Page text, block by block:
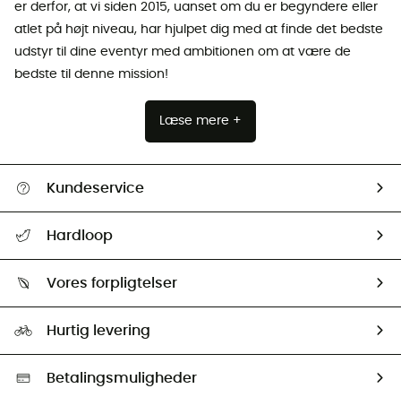
er derfor, at vi siden 2015, uanset om du er begyndere eller
atlet på højt niveau, har hjulpet dig med at finde det bedste
udstyr til dine eventyr med ambitionen om at være de
bedste til denne mission!
Læse mere +
Kundeservice
Returnering & Tilbagebetaling
Hardloop
Our ambassadors
Vores forpligtelser
Second hand
HardGreen Udvalg
Hurtig levering
Betalingsmuligheder